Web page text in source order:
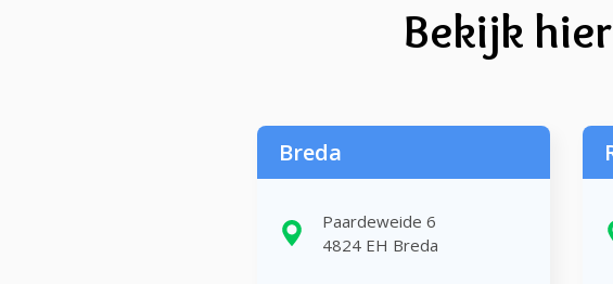
Bekijk
Breda
Paardeweide 6
4824 EH Breda